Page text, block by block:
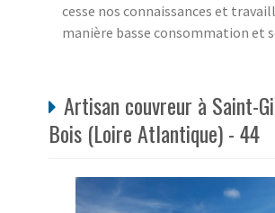
cesse nos connaissances et
manière basse consommation et
Artisan couvreur à Saint-
Bois (Loire Atlantique) - 44